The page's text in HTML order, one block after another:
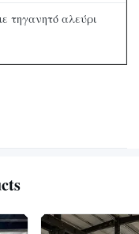
τηγανητό αλεύρι